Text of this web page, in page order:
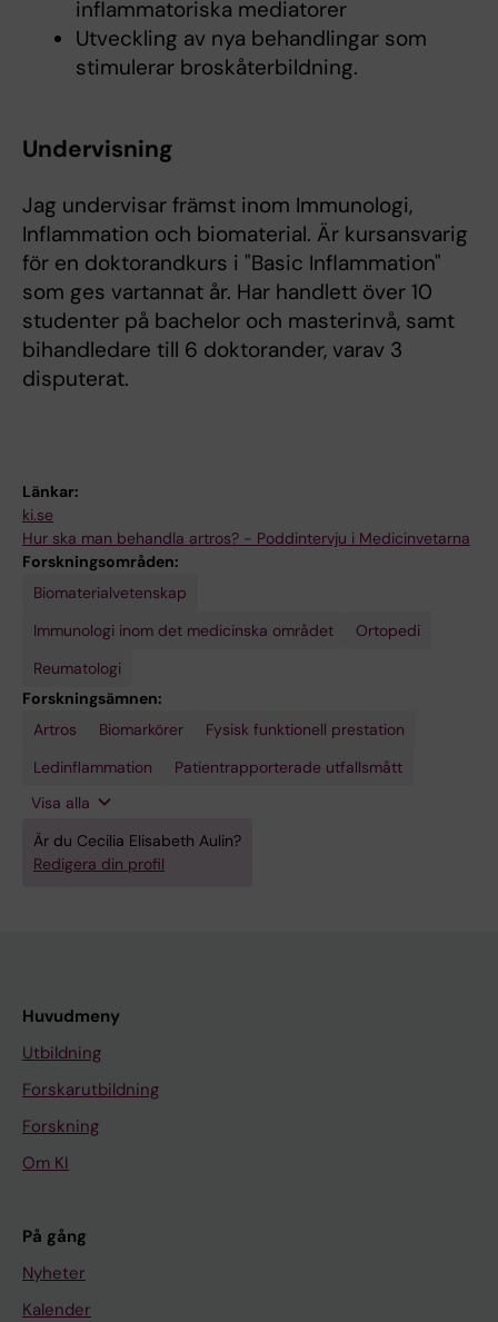
inflammatoriska mediatorer
Utveckling av nya behandlingar som
stimulerar broskåterbildning.
Undervisning
Jag undervisar främst inom Immunologi,
Inflammation och biomaterial. Är kursansvarig
för en doktorandkurs i "Basic Inflammation"
som ges vartannat år. Har handlett över 10
studenter på bachelor och masterinvå, samt
bihandledare till 6 doktorander, varav 3
disputerat.
Länkar:
ki.se
Hur ska man behandla artros? - Poddintervju i Medicinvetarna
Forskningsområden:
Biomaterialvetenskap
Immunologi inom det medicinska området
Ortopedi
Reumatologi
Forskningsämnen:
Artros
Biomarkörer
Fysisk funktionell prestation
Ledinflammation
Patientrapporterade utfallsmått
Primär
Proteomik
Rörelseomfång
Sjukdomsmodeller,
Visa alla
Är du Cecilia Elisabeth Aulin?
Redigera din profil
Huvudmeny
Utbildning
Forskarutbildning
Forskning
Om KI
På gång
Nyheter
Kalender